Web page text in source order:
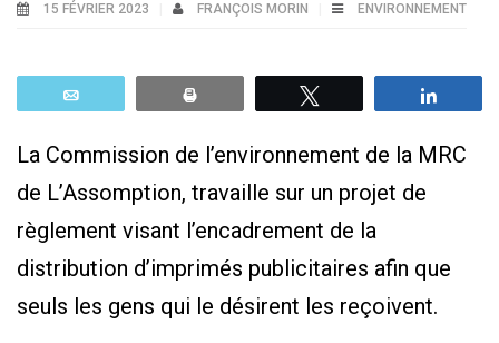
15 FÉVRIER 2023 FRANÇOIS MORIN ENVIRONNEMENT
La Commission de l’environnement de la MRC
de L’Assomption, travaille sur un projet de
règlement visant l’encadrement de la
distribution d’imprimés publicitaires afin que
seuls les gens qui le désirent les reçoivent.